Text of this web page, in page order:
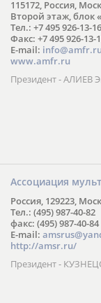
115172, Россия,
Второй этаж, блок
Тел.: +7 495 926-13-
Факс: +7 495 926-13-
E-mail: info@amfr.ru
www.amfr.ru
Президент - АЛИЕВ
Ассоциация
Россия, 129223,
Тел.: (495) 987-40-82
факс: (495) 987-40-84
E-mail:
http://amsr.ru/
Президент -